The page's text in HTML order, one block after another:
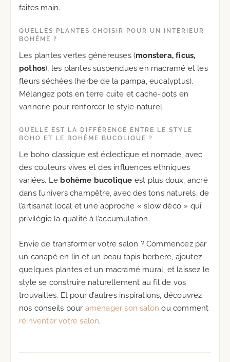
faites main.
QUELLES PLANTES CHOISIR POUR UN INTÉRIEUR
BOHÈME ?
Les plantes vertes généreuses (monstera, ficus,
pothos), les plantes suspendues en macramé et les
fleurs séchées (herbe de la pampa, eucalyptus).
Mélangez pots en terre cuite et cache-pots en
vannerie pour renforcer le style naturel.
QUELLE EST LA DIFFÉRENCE ENTRE LE STYLE
BOHO ET LE BOHÈME BUCOLIQUE ?
Le boho classique est éclectique et nomade, avec
des couleurs vives et des influences ethniques
variées. Le bohème bucolique est plus doux, ancré
dans l’univers champêtre, avec des tons naturels, de
l’artisanat local et une approche « slow déco » qui
privilégie la qualité à l’accumulation.
Envie de transformer votre salon ? Commencez par
un canapé en lin et un beau tapis berbère, ajoutez
quelques plantes et un macramé mural, et laissez le
style se construire naturellement au fil de vos
trouvailles. Et pour d’autres inspirations, découvrez
nos conseils pour aménager son salon ou comment
réinventer votre salon.